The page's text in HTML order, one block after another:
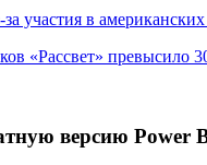
участия в
«Рассвет» превысило
версию Power